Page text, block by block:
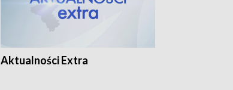
Aktualności Extra